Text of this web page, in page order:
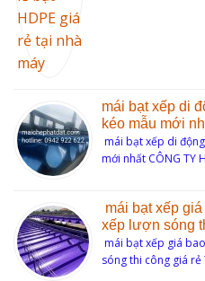
mái bạt xếp di
kéo mẫu mới
mái bạt xếp di
mới nhất CÔNG TY
mái bạt xếp
xếp lượn sóng
mái bạt xếp giá
sóng thi công giá